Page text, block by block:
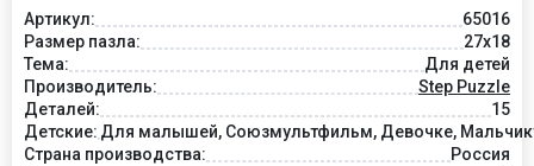
Артикул:
65016
Размер пазла:
27x18
Тема:
Для детей
Производитель:
Step Puzzle
Деталей:
15
Детские: Для малышей, Союзмультфильм, Девочке,
Страна производства:
Россия